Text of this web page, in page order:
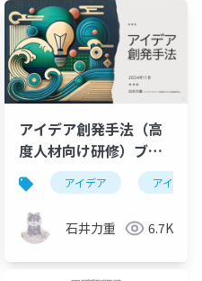
スク管理協
会
アイデア創発手法（高
度人材向け研修）ブレ
スト技法とTRIZ技法で
アイデア創出を実践す
る3時間
アイデア アイデア
石井力重 6.7K